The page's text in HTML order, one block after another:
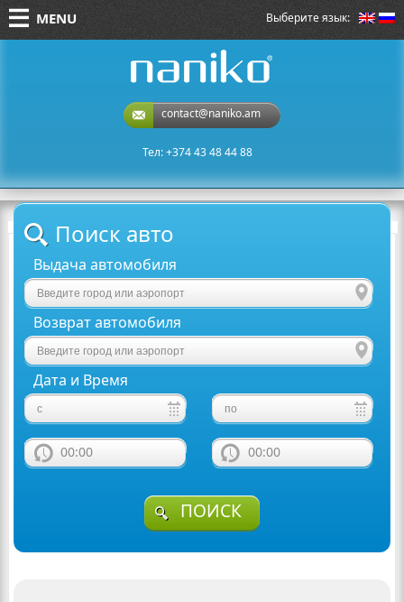
Выберите язык:
MENU
contact@naniko.am
Тел: +374 43 48 44 88
Поиск авто
Выдача автомобиля
Возврат автомобиля
Дата и Время
00:00 00:00
ПОИСК